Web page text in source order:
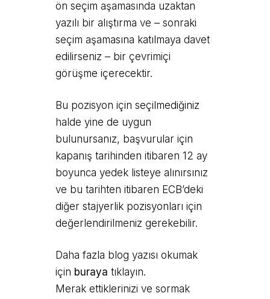
ön seçim aşamasında uzaktan
yazılı bir alıştırma ve – sonraki
seçim aşamasına katılmaya davet
edilirseniz – bir çevrimiçi
görüşme içerecektir.
Bu pozisyon için seçilmediğiniz
halde yine de uygun
bulunursanız, başvurular için
kapanış tarihinden itibaren 12 ay
boyunca yedek listeye alınırsınız
ve bu tarihten itibaren ECB’deki
diğer stajyerlik pozisyonları için
değerlendirilmeniz gerekebilir.
Daha fazla blog yazısı okumak
için buraya tıklayın.
Merak ettiklerinizi ve sormak